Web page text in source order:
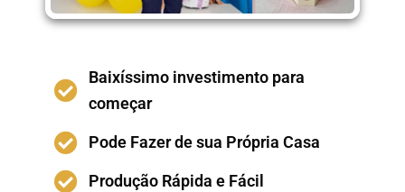
Baixíssimo investimento para
começar
Pode Fazer de sua Própria Casa
Produção Rápida e Fácil